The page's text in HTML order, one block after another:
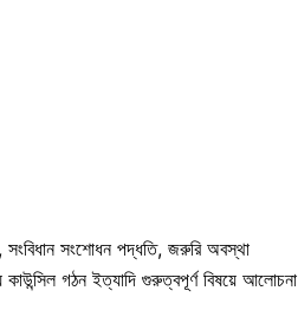
সংবিধান সংশোধন পদ্ধতি, জরুরি অবস্থা
কাউন্সিল গঠন ইত্যাদি গুরুত্বপূর্ণ বিষয়ে আলোচনা